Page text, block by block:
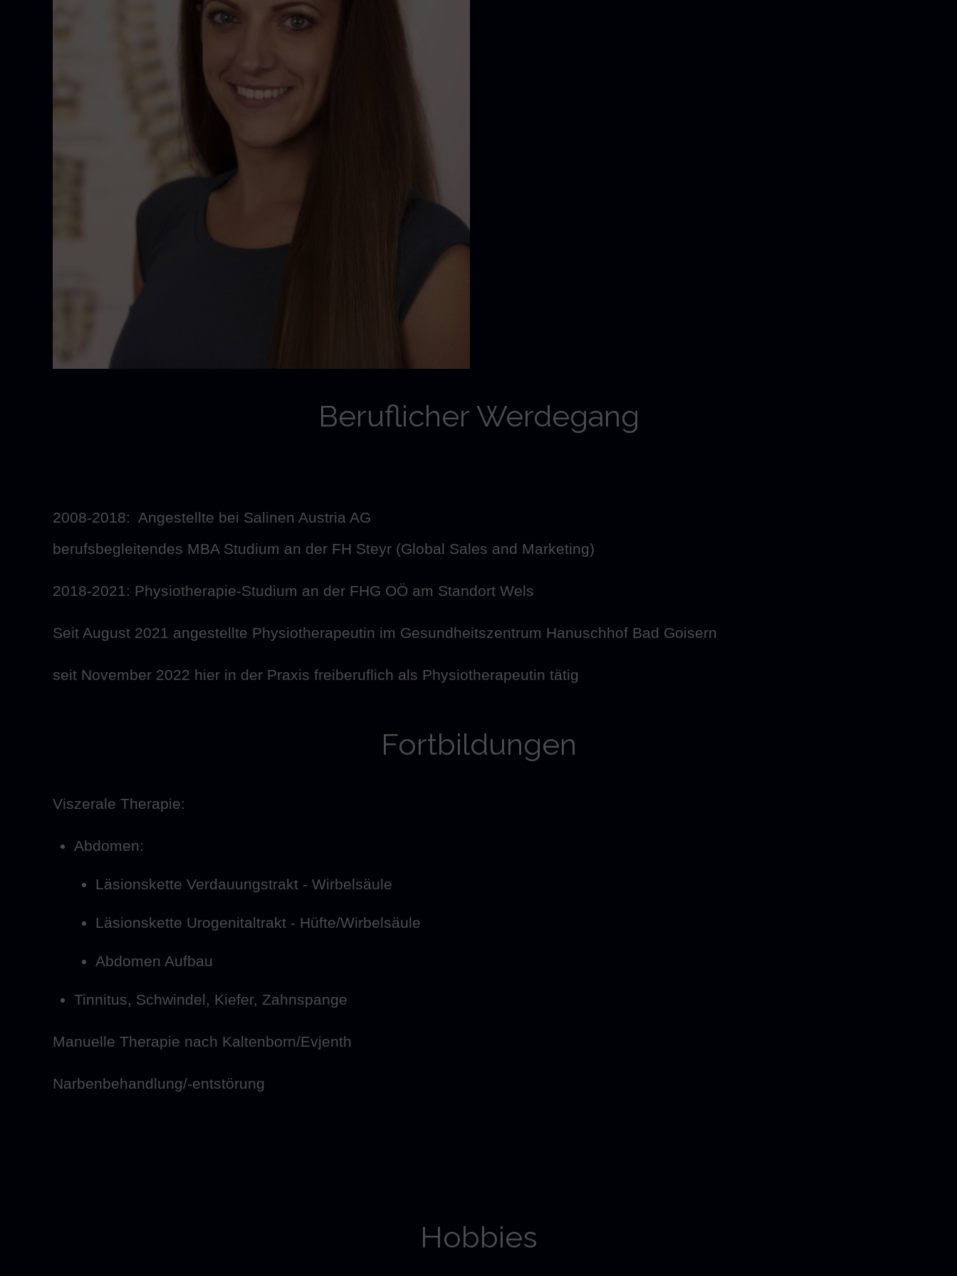
Beruflicher Werdegang
2008-2018: Angestellte bei Salinen Austria AG
berufsbegleitendes MBA Studium an der FH Steyr (Global Sales and Marketing)
2018-2021: Physiotherapie-Studium an der FHG OÖ am Standort Wels
Seit August 2021 angestellte Physiotherapeutin im Gesundheitszentrum Hanuschhof Bad Goisern
seit November 2022 hier in der Praxis freiberuflich als Physiotherapeutin tätig
Fortbildungen
Viszerale Therapie:
Abdomen:
Läsionskette Verdauungstrakt - Wirbelsäule
Läsionskette Urogenitaltrakt - Hüfte/Wirbelsäule
Abdomen Aufbau
Tinnitus, Schwindel, Kiefer, Zahnspange
Manuelle Therapie nach Kaltenborn/Evjenth
Narbenbehandlung/-entstörung
Hobbies